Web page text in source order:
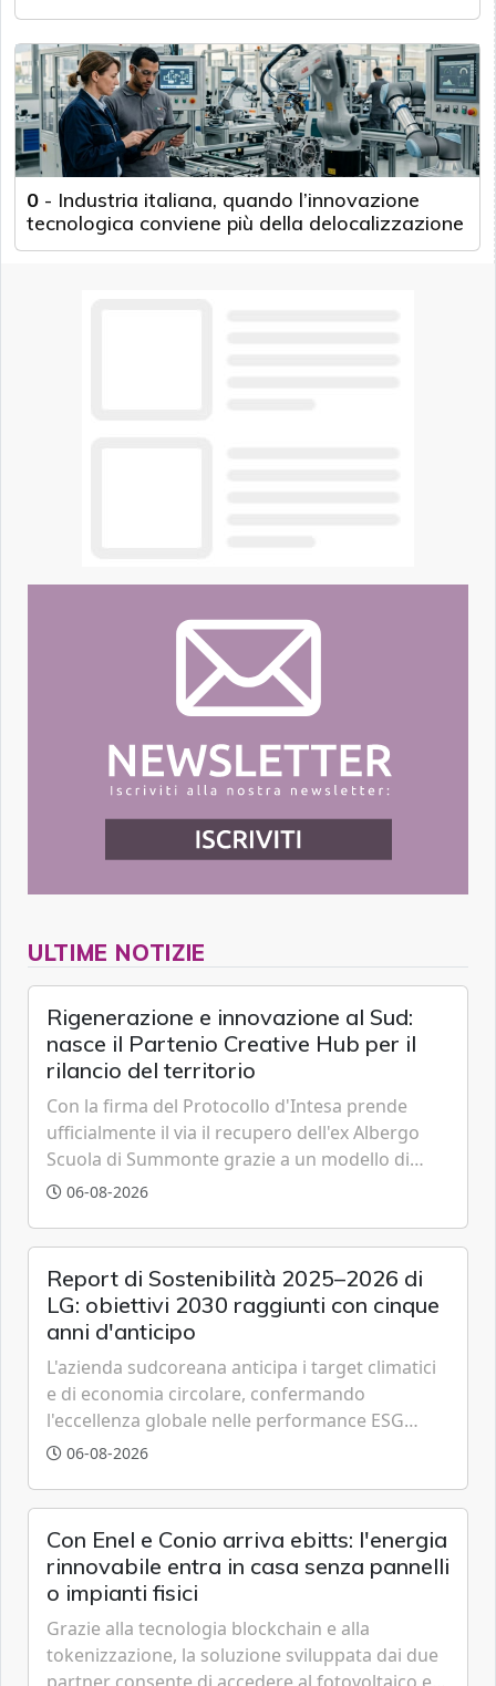
0 - Industria italiana, quando l’innovazione
tecnologica conviene più della delocalizzazione
ULTIME NOTIZIE
Rigenerazione e innovazione al Sud:
nasce il Partenio Creative Hub per il
rilancio del territorio
Con la firma del Protocollo d'Intesa prende
ufficialmente il via il recupero dell'ex Albergo
Scuola di Summonte grazie a un modello di
partenariato pubblico-privato e a una rete di
06-08-2026
Report di Sostenibilità 2025–2026 di
LG: obiettivi 2030 raggiunti con cinque
anni d'anticipo
L'azienda sudcoreana anticipa i target climatici
e di economia circolare, confermando
l'eccellenza globale nelle performance ESG
grazie a innovazione, accessibilità e governance
06-08-2026
Con Enel e Conio arriva ebitts: l'energia
rinnovabile entra in casa senza pannelli
o impianti fisici
Grazie alla tecnologia blockchain e alla
tokenizzazione, la soluzione sviluppata dai due
partner consente di accedere al fotovoltaico e